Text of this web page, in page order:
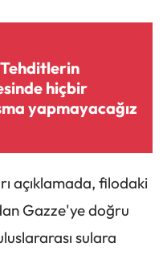
hiçbir
yapmayacağız
açıklamada, filodaki
Gazze'ye doğru
sulara